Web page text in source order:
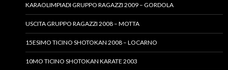
KARAOLIMPIADI GRUPPO RAGAZZI 2009 – GORDOLA
USCITA GRUPPO RAGAZZI 2008 – MOTTA
15ESIMO TICINO SHOTOKAN 2008 – LOCARNO
10MO TICINO SHOTOKAN KARATE 2003